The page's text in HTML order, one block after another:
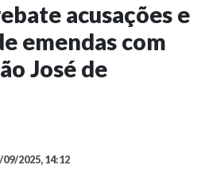
acusações e
emendas com
José de
09/2025, 14:12